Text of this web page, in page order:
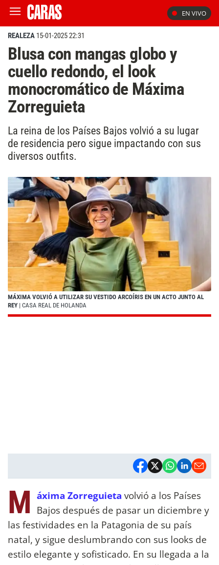
EN VIVO
REALEZA 15-01-2025 22:31
Blusa con mangas globo y
cuello redondo, el look
monocromático de Máxima
Zorreguieta
La reina de los Países Bajos volvió a su lugar
de residencia pero sigue impactando con sus
diversos outfits.
MÁXIMA VOLVIÓ A UTILIZAR SU VESTIDO ARCOÍRIS EN UN ACTO JUNTO AL
REY | CASA REAL DE HOLANDA
M áxima Zorreguieta volvió a los Países
Bajos después de pasar un diciembre y
las festividades en la Patagonia de su país
natal, y sigue deslumbrando con sus looks de
estilo elegante y sofisticado. En su llegada a la